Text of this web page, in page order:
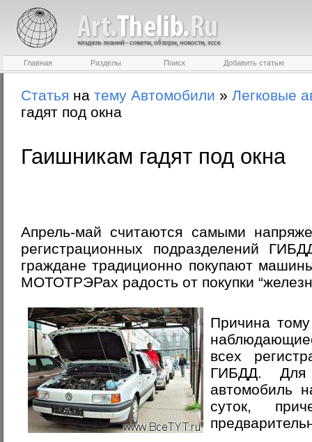
Главная Разделы Поиск Добавить статью
Статья на тему Автомобили » Легковые
гадят под окна
Гаишникам гадят под окна
Апрель-май считаются самыми
регистрационных подразделений
граждане традиционно покупают
МОТОТРЭРах радость от покупки
Причина
всех
ГИБДД. Для
автомобиль
суток,